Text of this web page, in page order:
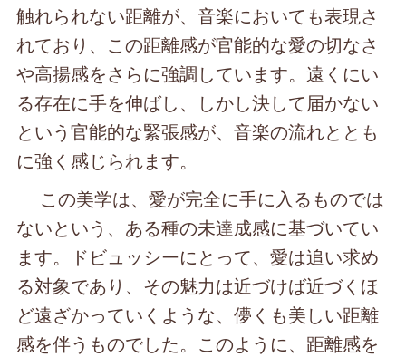
触れられない距離が、音楽においても表現さ
れており、この距離感が官能的な愛の切なさ
や高揚感をさらに強調しています。遠くにい
る存在に手を伸ばし、しかし決して届かない
という官能的な緊張感が、音楽の流れととも
に強く感じられます。
この美学は、愛が完全に手に入るものでは
ないという、ある種の未達成感に基づいてい
ます。ドビュッシーにとって、愛は追い求め
る対象であり、その魅力は近づけば近づくほ
ど遠ざかっていくような、儚くも美しい距離
感を伴うものでした。このように、距離感を